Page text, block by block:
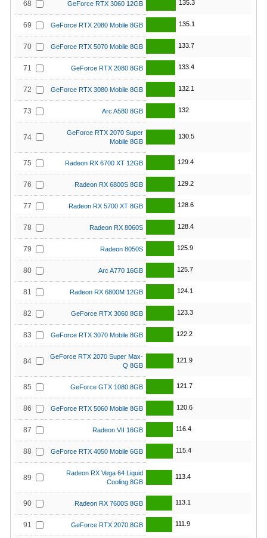
68 GeForce RTX 3060 12GB 135.3
69 GeForce RTX 2080 Mobile 8GB 135.1
70 GeForce RTX 5070 Mobile 8GB 133.7
71 GeForce RTX 2080 8GB 133.4
72 GeForce RTX 3080 Mobile 8GB 132.1
73 Arc A580 8GB 132
74
GeForce RTX 2070 Super
Mobile 8GB
130.5
75 Radeon RX 6700 XT 12GB 129.4
76 Radeon RX 6800S 8GB 129.2
77 Radeon RX 5700 XT 8GB 128.6
78 Radeon RX 8060S 128.4
79 Radeon 8050S 125.9
80 Arc A770 16GB 125.7
81 Radeon RX 6800M 12GB 124.1
82 GeForce RTX 3060 8GB 123.3
83 GeForce RTX 3070 Mobile 8GB 122.2
84
GeForce RTX 2070 Super Max-
Q 8GB
121.9
85 GeForce GTX 1080 8GB 121.7
86 GeForce RTX 5060 Mobile 8GB 120.6
87 Radeon VII 16GB 116.4
88 GeForce RTX 4050 Mobile 6GB 115.4
89
Radeon RX Vega 64 Liquid
Cooling 8GB
113.4
90 Radeon RX 7600S 8GB 113.1
91 GeForce RTX 2070 8GB 111.9